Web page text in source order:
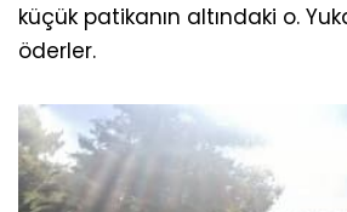
küçük patikanın altındaki o.
öderler.